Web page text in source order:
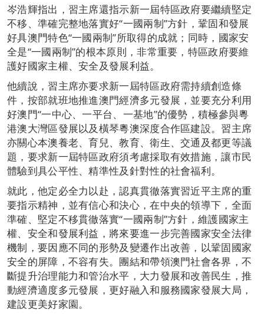
岑浩輝指出，習主席還指示新一屆特區政府要繼續堅定
不移、準確完整地落實好“一國兩制”方針，鞏固和發展
好具澳門特色“一國兩制”所取得的成就；同時，國家安
全是“一國兩制”的根本原則，非常重要，特區政府要維
護好國家主權、安全及發展利益。
他續說，習主席亦要求新一屆特區政府需持續創造條
件，按部就班地推進澳門經濟多元發展，並要充分利用
好澳門“一中心、一平台、一基地”的優勢，積極參與粵
港澳大灣區發展以及橫琴粵澳深度合作區建設。習主席
亦關心本澳養老、育兒、教育、衛生、交通及都更等議
題，要求新一屆特區政府須考慮採取有效措施，讓市民
體驗到具公平性、精準性及針對性的社會福利。
就此，他定必全力以赴，認真貫徹落實習近平主席的重
要指示精神，並有信心和決心，在中央的領導下，全面
準確、堅定不移貫徹落實“一國兩制”方針，維護國家主
權、安全和發展利益，將來要進一步完善國家安全法律
機制，要因應不同的形勢及變遷作出改善，以鞏固國家
安全的屏障，不容有失。團結和帶領澳門社會各界，不
斷提升治理能力和管治水平，大力發展和改善民生，推
動經濟適度多元發展，更好融入和服務國家發展大局，
建設更美好家園。